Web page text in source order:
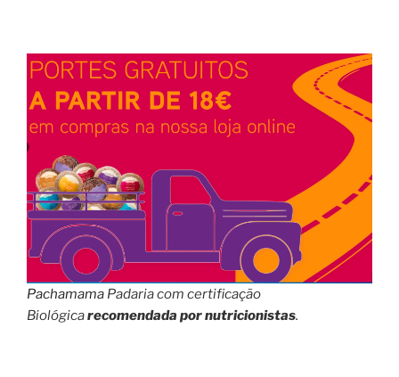
Pachamama Padaria com certificação
Biológicarecomendada por nutricionistas.